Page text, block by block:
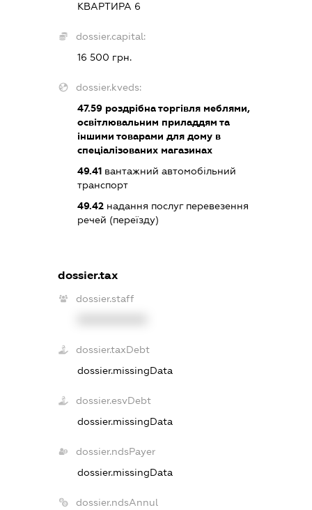
КВАРТИРА 6
dossier.capital:
16 500 грн.
dossier.kveds:
47.59 роздрібна торгівля меблями,
освітлювальним приладдям та
іншими товарами для дому в
спеціалізованих магазинах
49.41 вантажний автомобільний
транспорт
49.42 надання послуг перевезення
речей (переїзду)
dossier.tax
dossier.staff
dossier.taxDebt
dossier.missingData
dossier.esvDebt
dossier.missingData
dossier.ndsPayer
dossier.missingData
dossier.ndsAnnul